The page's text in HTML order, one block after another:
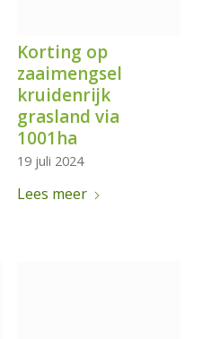
Korting op
zaaimengsel
kruidenrijk
grasland via
1001ha
19 juli 2024
Lees meer